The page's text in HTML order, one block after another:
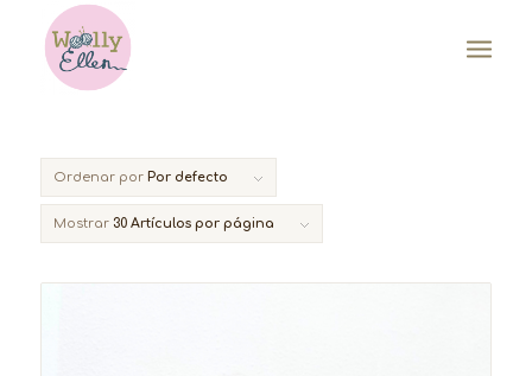
Ordenar por Por defecto
Mostrar 30 Artículos por página